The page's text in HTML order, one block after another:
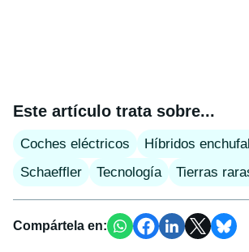
Este artículo trata sobre...
Coches eléctricos
Híbridos
Schaeffler
Tecnología Tierras
Compártela en: